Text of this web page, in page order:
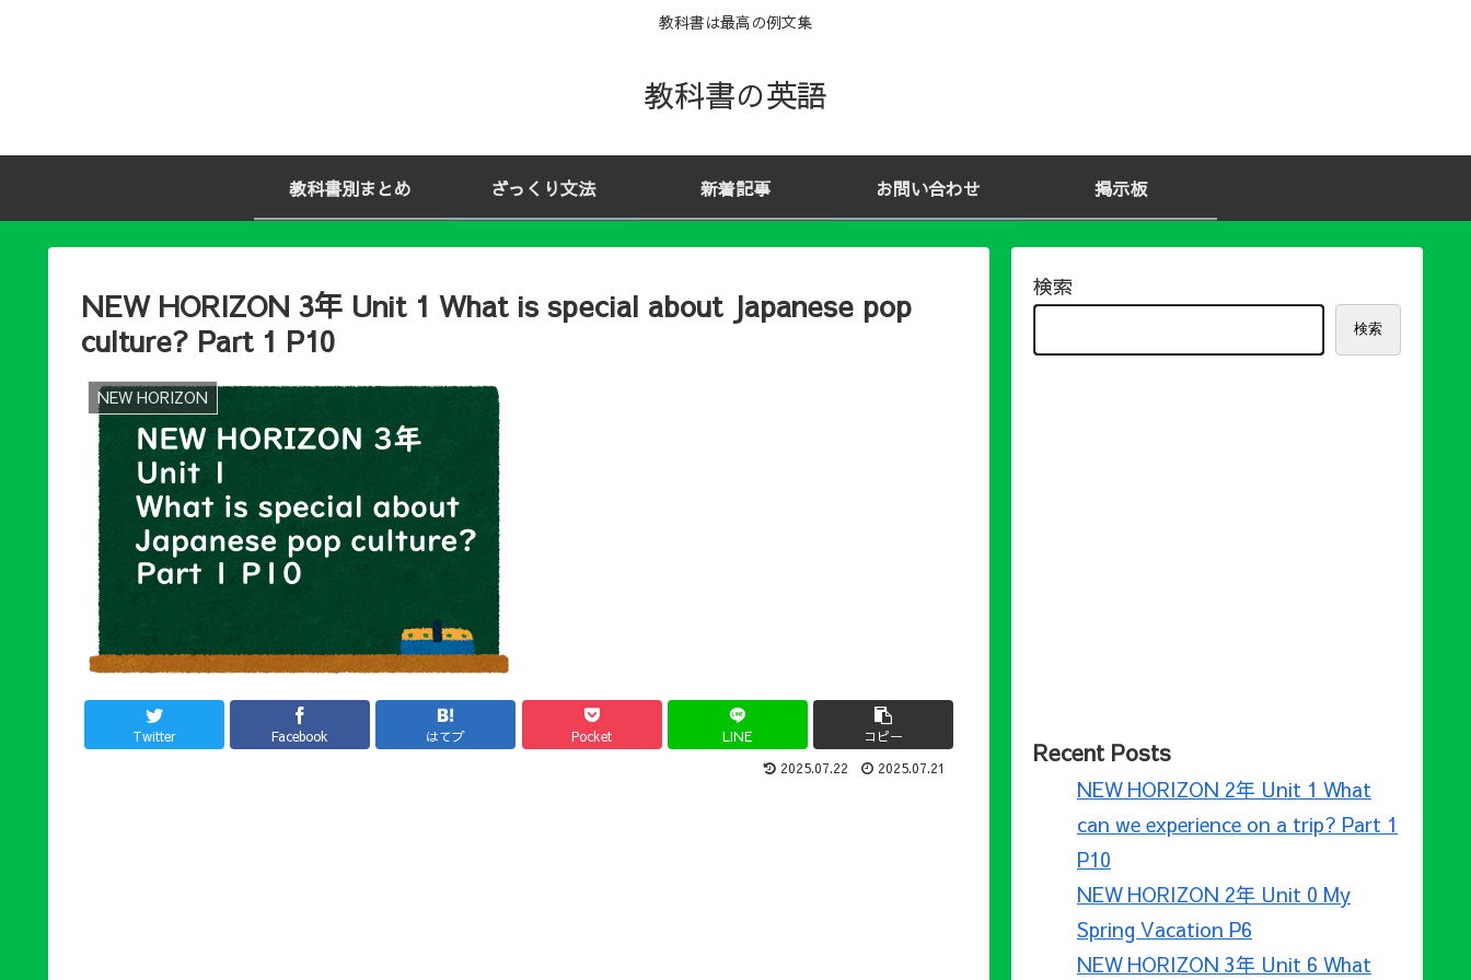
教科書は最高の例文集
教科書の英語
教科書別まとめ ざっくり文法 新着記事 お問い合わせ 掲示板
NEW HORIZON 3年 Unit 1 What is special about Japanese pop
culture? Part 1 P10
NEW HORIZON
Twitter Facebook はてブ Pocket LINE コピー
2025.07.22 2025.07.21
検索
検索
Recent Posts
NEW HORIZON 2年 Unit 1 What
can we experience on a trip? Part 1
P10
NEW HORIZON 2年 Unit 0 My
Spring Vacation P6
NEW HORIZON 3年 Unit 6 What